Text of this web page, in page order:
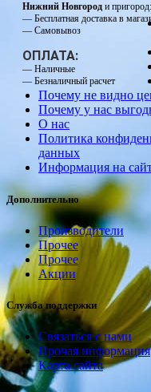
Нижний Новгород и пригород:
— Бесплатная доставка в
— Самовывоз
ОПЛАТА:
— Наличные
— Безналичный расчет
Почему не видно
Почему у нас
О нас
Политика
данных
Информация на
Дополнительно
Производители
Прочее
Прочее
Акции
Служба поддержки
Связаться с нами
Прочая информация
Карта сайта